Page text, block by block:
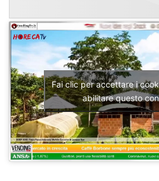
Fai clic per accettare i
abilitare questo